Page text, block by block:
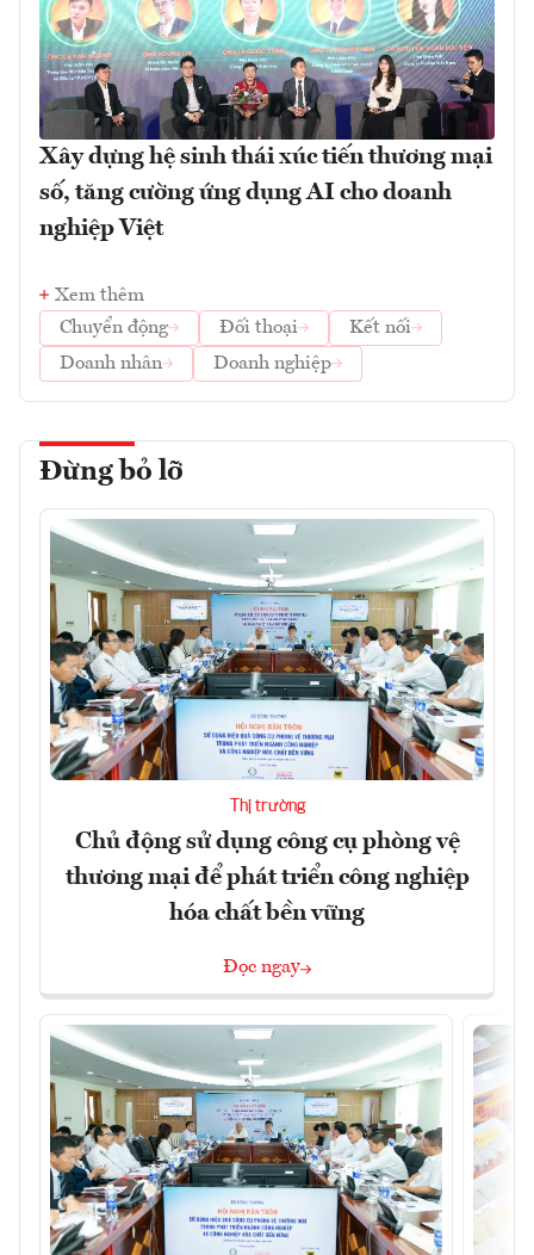
Xây dựng hệ sinh thái xúc tiến thương mại
số, tăng cường ứng dụng AI cho doanh
nghiệp Việt
Xem thêm
Chuyển động
Đối thoại
Kết nối
Doanh nhân
Doanh nghiệp
Đừng bỏ lỡ
Thị trường
Chủ động sử dụng công cụ phòng vệ
thương mại để phát triển công nghiệp
hóa chất bền vững
Đọc ngay